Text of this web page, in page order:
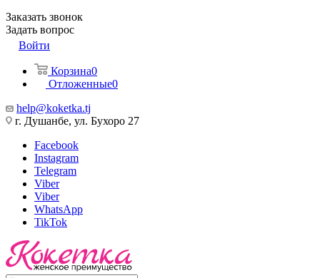
Заказать звонок
Задать вопрос
Войти
Корзина0
Отложенные0
help@koketka.tj
г. Душанбе, ул. Бухоро 27
Facebook
Instagram
Telegram
Viber
Viber
WhatsApp
TikTok